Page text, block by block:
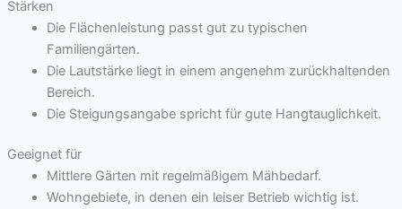
Stärken
Die Flächenleistung passt gut zu typischen
Familiengärten.
Die Lautstärke liegt in einem angenehm zurückhaltenden
Bereich.
Die Steigungsangabe spricht für gute Hangtauglichkeit.
Geeignet für
Mittlere Gärten mit regelmäßigem Mähbedarf.
Wohngebiete, in denen ein leiser Betrieb wichtig ist.